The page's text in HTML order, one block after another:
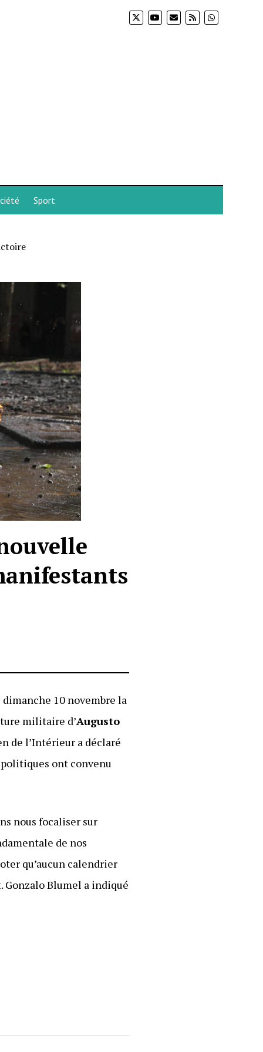
Sport
10 novembre la
militaire d’Augusto
de l’Intérieur a déclaré
ont convenu
nous focaliser sur
de nos
qu’aucun calendrier
Gonzalo Blumel a indiqué